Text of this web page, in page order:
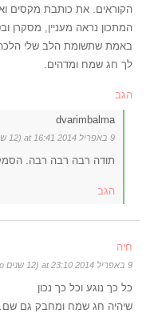
הקוראים. את כותבת מקסים
המתכון נראה מעניין, מסקרן
באמת שתשומת הלב שלי
לך חג שמח ומדהים.
הגב
dvarimbalma
9 באפריל 2014 at 16:41 (12 שנים ago)
תודה רבה רבה רבה.
הגב
חיה
9 באפריל 2014 at 23:10 (12 שנים ago)
כל כך נוגע וכל כך נכון
שיהיה חג שמח ומחבק גם